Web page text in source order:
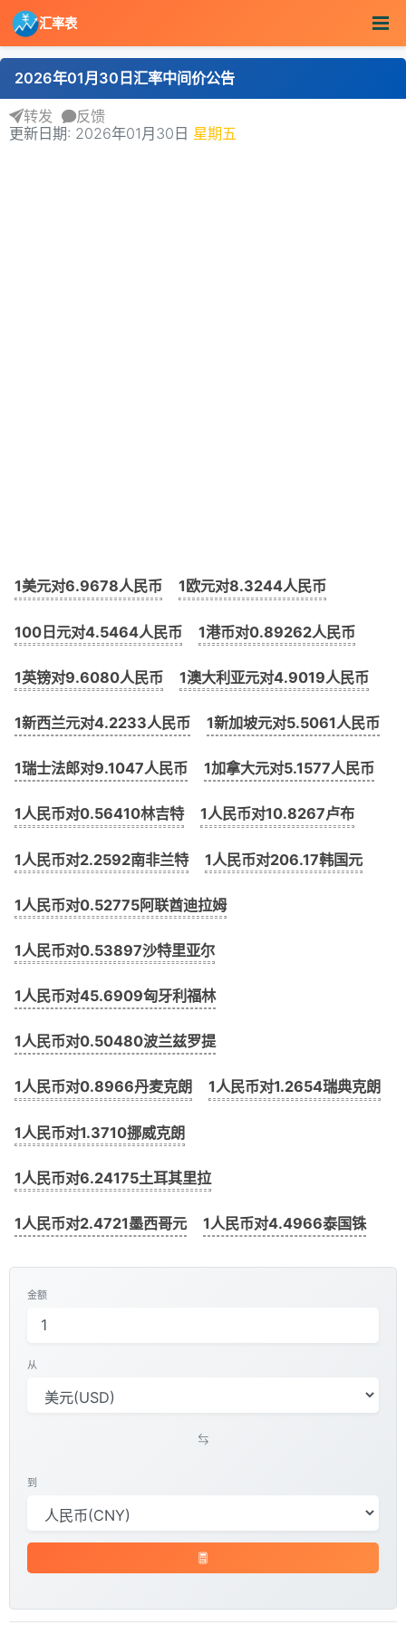
汇率表
2026年01月30日汇率中间价公告
转发
反馈
更新日期: 2026年01月30日 星期五
1美元对6.9678人民币 1欧元对8.3244人民币
100日元对4.5464人民币 1港币对0.89262人民币
1英镑对9.6080人民币 1澳大利亚元对4.9019人民币
1新西兰元对4.2233人民币 1新加坡元对5.5061人民币
1瑞士法郎对9.1047人民币 1加拿大元对5.1577人民币
1人民币对0.56410林吉特 1人民币对10.8267卢布
1人民币对2.2592南非兰特 1人民币对206.17韩国元
1人民币对0.52775阿联酋迪拉姆
1人民币对0.53897沙特里亚尔
1人民币对45.6909匈牙利福林
1人民币对0.50480波兰兹罗提
1人民币对0.8966丹麦克朗 1人民币对1.2654瑞典克朗
1人民币对1.3710挪威克朗
1人民币对6.24175土耳其里拉
1人民币对2.4721墨西哥元 1人民币对4.4966泰国铢
金额
从
到